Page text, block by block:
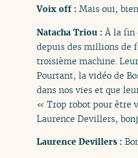
Voix off : Mais oui,
Natacha Triou : À la fin
depuis des millions de
troisième machine.
Pourtant, la vidéo de
dans nos vies et que
« Trop robot pour être
Laurence Devillers,
Laurence Devillers :